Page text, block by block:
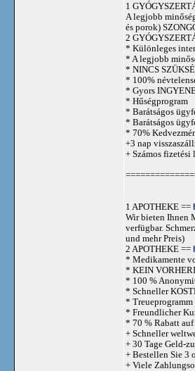
1
A legjobb
és porok)
2
* Különleges
* A legjobb
* NINCS
* 100%
* Gyors
* Hűségprogram
* Barátságos
* Barátságos
* 70%
+3 nap
+ Számos
1 APOTHEKE ==
Wir bieten Ihnen
verfügbar.
und mehr Preis)
2 APOTHEKE ==
* Medikamente
* KEIN
* 100 %
* Schneller
* Treueprogramm
* Freundlicher
* 70 % Rabatt
+ Schneller
+ 30 Tage Geld-
+ Bestellen Sie 3
+ Viele